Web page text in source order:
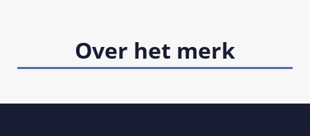
Over het merk